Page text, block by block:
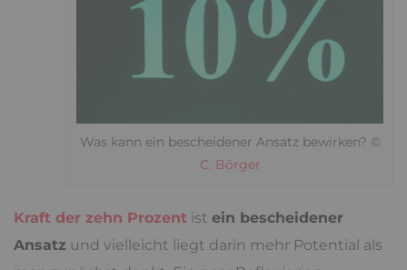
Was kann ein bescheidener Ansatz bewirken? ©
C. Börger
Kraft der zehn Prozent ist ein bescheidener
Ansatz und vielleicht liegt darin mehr Potential als